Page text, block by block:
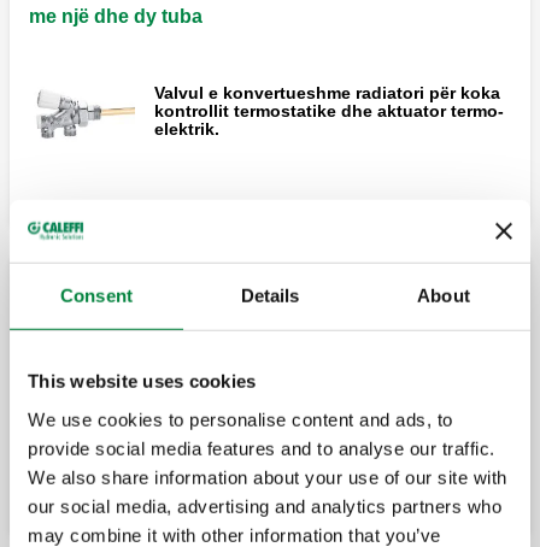
Consent Details About
This website uses cookies
We use cookies to personalise content and ads, to
provide social media features and to analyse our traffic.
We also share information about your use of our site with
our social media, advertising and analytics partners who
may combine it with other information that you’ve
me një dhe dy tuba
Valvul e konvertueshme radiatori për koka
kontrollit termostatike dhe aktuator termo-
elektrik.
Valvulat e konvertueshme të radiatorit për sistemet
me një tub
kontrollit termostatike dhe aktuator termo-
elektrik.